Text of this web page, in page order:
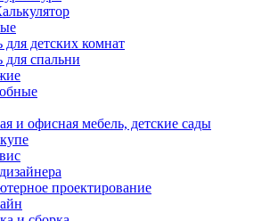
для детских комнат
для спальни
и офисная мебель, детские сады
проектирование